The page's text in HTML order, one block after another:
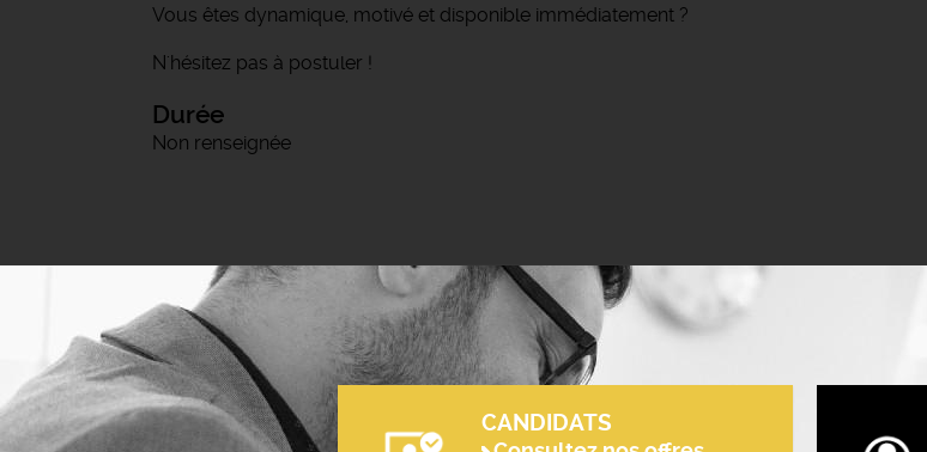
Vous êtes dynamique, motivé et disponible immédiatement ?
N'hésitez pas à postuler !
Durée
Non renseignée
CANDIDATS